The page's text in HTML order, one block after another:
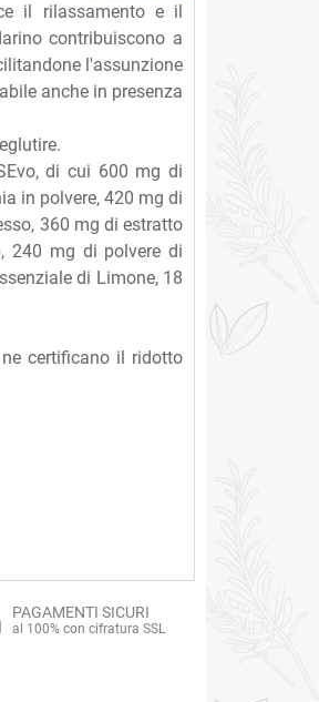
il rilassamento e il
contribuiscono a
l'assunzione
anche in presenza
di cui 600 mg di
in polvere, 420 mg di
360 mg di estratto
240 mg di polvere di
di Limone, 18
certificano il ridotto
PAGAMENTI SICURI
al 100% con cifratura SSL